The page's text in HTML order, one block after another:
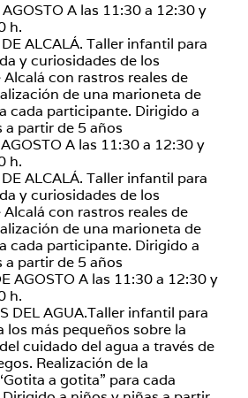
A las 11:30 a 12:30 y
h.
ALCALÁ. Taller infantil para
y curiosidades de los
con rastros reales de
de una marioneta de
cada participante. Dirigido a
a partir de 5 años
A las 11:30 a 12:30 y
h.
ALCALÁ. Taller infantil para
y curiosidades de los
con rastros reales de
de una marioneta de
cada participante. Dirigido a
a partir de 5 años
AGOSTO A las 11:30 a 12:30 y
h.
DEL AGUA.Taller infantil para
los más pequeños sobre la
cuidado del agua a través de
Realización de la
a gotita” para cada